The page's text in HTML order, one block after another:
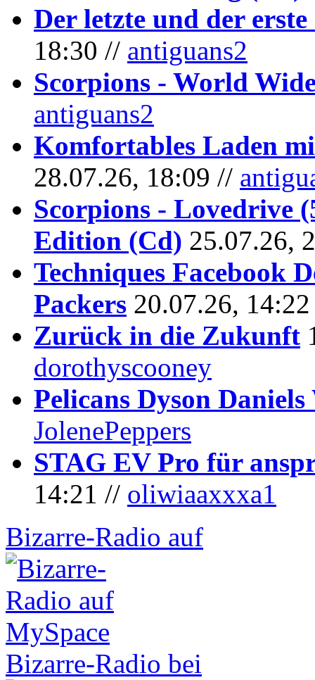
Der letzte und der erste
18:30 // antiguans2
Scorpions - World
antiguans2
Komfortables Laden
28.07.26, 18:09 //
Scorpions - Lovedrive
Edition (Cd) 25.07.26,
Techniques Facebook
Packers 20.07.26,
Zurück in die Zukunft
dorothyscooney
Pelicans Dyson
JolenePeppers
STAG EV Pro für
14:21 // oliwiaaxxxa1
Bizarre-Radio auf
Bizarre-Radio bei